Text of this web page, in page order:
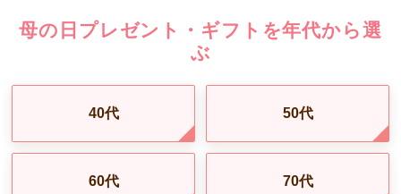
母の日プレゼント・ギフトを年代から選
ぶ
40代 50代
60代 70代